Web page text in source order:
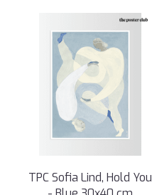
TPC Sofia Lind, Hold You